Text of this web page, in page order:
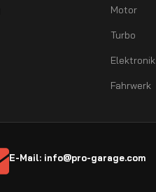
Motor
Turbo
Elektronik
Fahrwerk
E-Mail: info@pro-garage.com